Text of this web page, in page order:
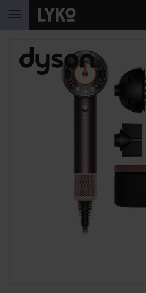
GÅ TIL INDHOLD
SPRING OVER SEKTIONEN